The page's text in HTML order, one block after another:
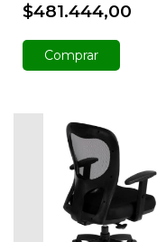
$481.444,00
Comprar